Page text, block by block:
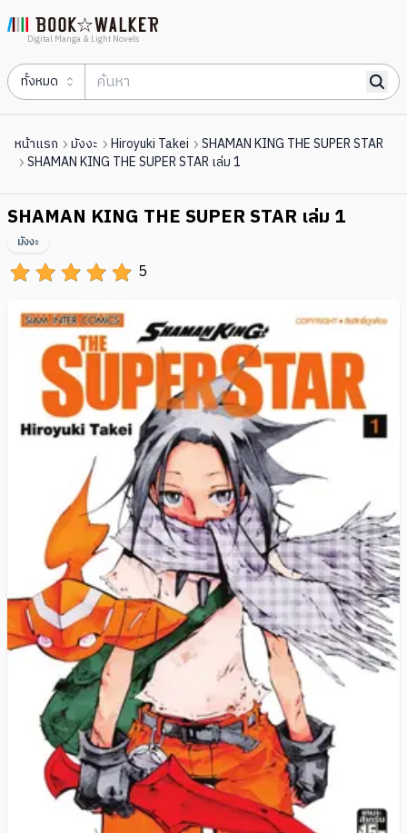
Digital Manga & Light Novels
ทั้งหมด
หน้าแรก มังงะ Hiroyuki Takei
SHAMAN KING THE SUPER STAR
SHAMAN KING THE SUPER STAR เล่ม 1
SHAMAN KING THE SUPER STAR เล่ม 1
5
มังงะ